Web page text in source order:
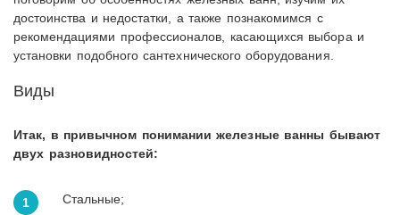
достоинства и недостатки, а также познакомимся с
рекомендациями профессионалов, касающихся выбора и
установки подобного сантехнического оборудования.
Виды
Итак, в привычном понимании железные ванны бывают
двух разновидностей:
Стальные;